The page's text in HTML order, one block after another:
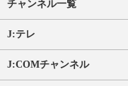
チャンネル一覧
J:テレ
J:COMチャンネル